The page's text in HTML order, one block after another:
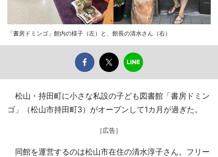
「書房ドミンゴ」館内の様子（左）と、館長の清水さん（右）
松山・持田町に小さな私設の子ども図書館「書房ドミン
ゴ」（松山市持田町3）がオープンして1カ月が過ぎた。
［広告］
同館を運営するのは松山市在住の清水淳子さん。フリー